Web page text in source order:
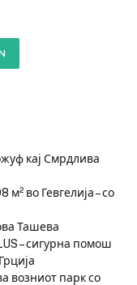
кај Смрдлива
во Гевгелија – со
Ташева
– сигурна помош
возниот парк со